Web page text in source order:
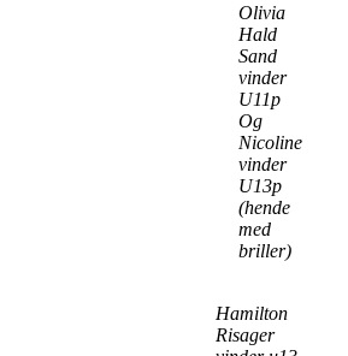
Olivia
Hald
Sand
vinder
U11p
Og
Nicoline
vinder
U13p
(hende
med
briller)
Hamilton
Risager